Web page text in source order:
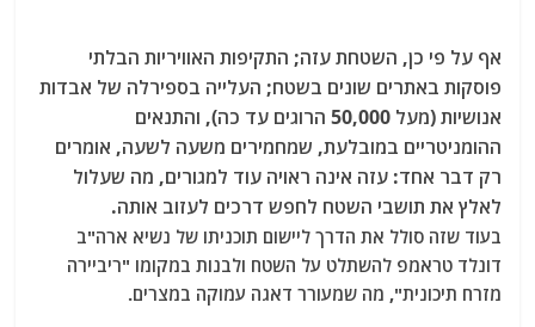
אף על פי כן, השטחת עזה; התקיפות האוויריות הבלתי
פוסקות באתרים שונים בשטח; העלייה בספירלה של אבדות
אנושיות (מעל 50,000 הרוגים עד כה), והתנאים
ההומניטריים במובלעת, שמחמירים משעה לשעה, אומרים
רק דבר אחד: עזה אינה ראויה עוד למגורים, מה שעלול
לאלץ את תושבי השטח לחפש דרכים לעזוב אותה.
בעוד שזה סולל את הדרך ליישום תוכניתו של נשיא ארה"ב
דונלד טראמפ להשתלט על השטח ולבנות במקומו "ריביירה
מזרח תיכונית", מה שמעורר דאגה עמוקה במצרים.